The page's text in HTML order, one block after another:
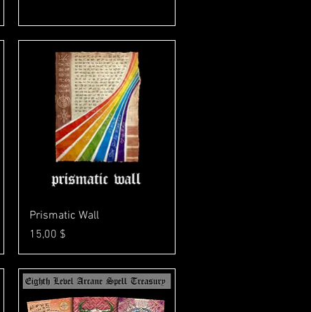
Γρήγορη προβολή
Prismatic Wall
Τιμή
15,00 $